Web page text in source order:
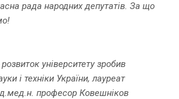
рада народних депутатів. За що
університету зробив
і техніки України, лауреат
професор Ковешніков